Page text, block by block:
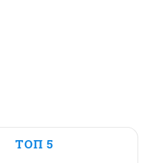
ТОП 5